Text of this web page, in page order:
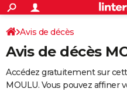
ACTUALITÉS
Politique
Société
Faits Divers
Education
Monde
Villes
+
SPORT
Coupe du monde 2026
Football
Tennis
Cyclisme
Rugby
Forum
Programme TV
TNT
Streaming
Cinéma
Sorties cinéma
Musique
+
FINANCE
Avis de décès
Avis de décès
Accédez gratuitement sur
MOULU. Vous pouvez affiner